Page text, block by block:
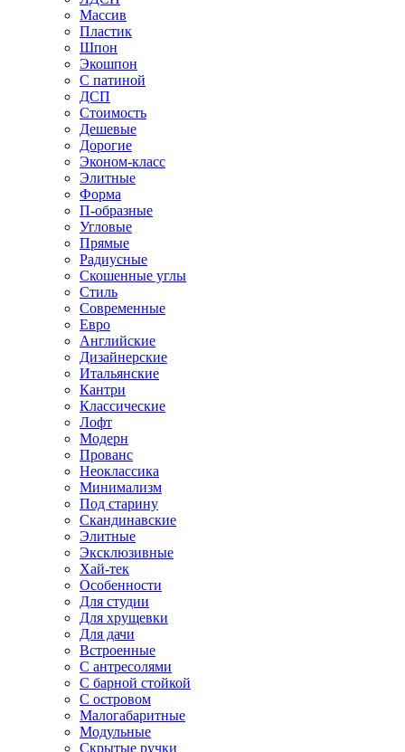
Массив
Пластик
Шпон
Экошпон
С патиной
ДСП
Стоимость
Дешевые
Дорогие
Эконом-класс
Элитные
Форма
П-образные
Угловые
Прямые
Радиусные
Скошенные углы
Стиль
Современные
Евро
Английские
Дизайнерские
Итальянские
Кантри
Классические
Лофт
Модерн
Прованс
Неоклассика
Минимализм
Под старину
Скандинавские
Элитные
Эксклюзивные
Хай-тек
Особенности
Для студии
Для хрущевки
Для дачи
Встроенные
С антресолями
С барной стойкой
С островом
Малогабаритные
Модульные
Скрытые ручки